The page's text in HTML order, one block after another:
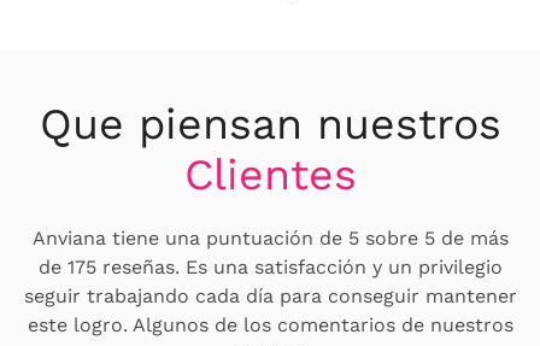
Que piensan nuestros
Clientes
Anviana tiene una puntuación de 5 sobre 5 de más
de 175 reseñas. Es una satisfacción y un privilegio
seguir trabajando cada día para conseguir mantener
este logro. Algunos de los comentarios de nuestros